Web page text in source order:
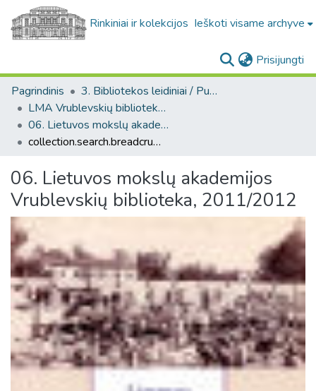
Rinkiniai ir kolekcijos Ieškoti visame archyve
Prisijungti
Pagrindinis
3. Bibliotekos leidiniai / Publications of the Library
LMA Vrublevskių bibliotekos darbai
06. Lietuvos mokslų akademijos Vrublevskių biblioteka, 2011/2012
collection.search.breadcrumbs
06. Lietuvos mokslų akademijos
Vrublevskių biblioteka, 2011/2012